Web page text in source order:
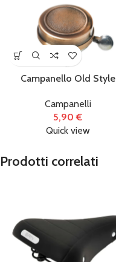
Campanello Old Style
Campanelli
5,90€
Quick view
Prodotti correlati